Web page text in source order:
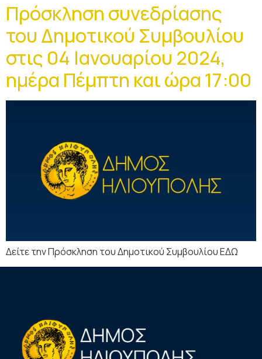
Πρόσκληση συνεδρίασης
του Δημοτικού Συμβουλίου
στις 04 Ιανουαρίου 2024,
ημέρα Πέμπτη και ώρα 17:00
Δείτε την Πρόσκληση του Δημοτικού Συμβουλίου ΕΔΩ